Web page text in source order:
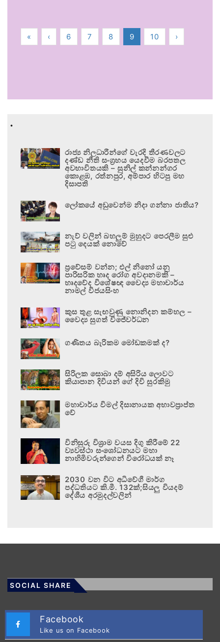
« ‹ 6 7 8 9 10 ›
.
රාජ්‍ය නිලධාරීන්ගේ වැරදි තීරණවලට
දණ්ඩ නීති සංග්‍රහය යෙදවීම බරපතල
අවභාවිතයකි – සුනිල් කන්නන්ගර
කොළඹ, රත්නපුර, අම්පාර හිටපු මහ
දිසාපති
ලෝකයේ අඩුවෙන්ම නිදා ගන්නා ජාතිය?
නැව් වලින් බහලුම් මුහුදට පෙරලීම සුළු
පටු දෙයක් නොවේ
ප්‍රවේසම් වන්න; එල් නිනෝ යනු
පාරිසරික හෘද රෝග අවදානමකි –
හෘදවේද විශේෂඥ වෛද්‍ය මහාචාර්ය
නාමල් විජයසිංහ
කුස තුළ සැඟවුණු නොනිදන කම්හල –
වෛද්‍ය සුගත් විජේවර්ධන
ගණිතය බැරිකම මෝඩකමක් ද?
සිරිලක සොබා දම් අසිරිය ලොවට
කියාපාන දිවියන් ගේ දිවි සුරකිමු
මහාචාර්ය විමල් දිසානායක අභාවප්‍රාප්ත
වේ
විනිසුරු විශ්‍රාම වයස දිගු කිරීමේ 22
ව්‍යවස්ථා සංශෝධනයට මහා
නාහිමිවරුන්ගෙන් විරෝධයක් නෑ
2030 වන විට අධිවේගී මාර්ග
පද්ධතියට කි.මී. 132ක්;සියලු වියදම්
දේශීය අරමුදල්වලින්
SOCIAL SHARE
Facebook
Like us on Facebook